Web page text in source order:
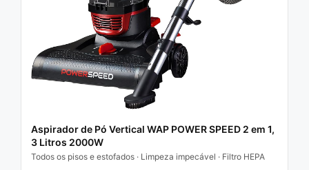
Aspirador de Pó Vertical WAP POWER SPEED 2 em 1,
3 Litros 2000W
Todos os pisos e estofados · Limpeza impecável · Filtro HEPA